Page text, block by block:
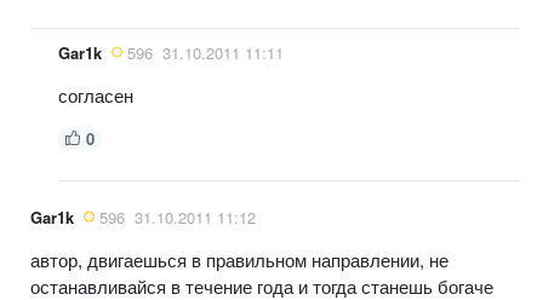
Gar1k 596 31.10.2011 11:11
согласен
0
Gar1k 596 31.10.2011 11:12
автор, двигаешься в правильном направлении, не
останавливайся в течение года и тогда станешь богаче